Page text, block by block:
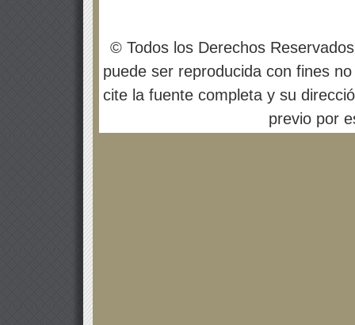
© Todos los Derechos
puede ser reproducida con fines
cite la fuente completa y su
previo por